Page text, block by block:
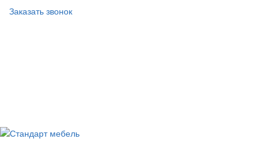
Заказать звонок